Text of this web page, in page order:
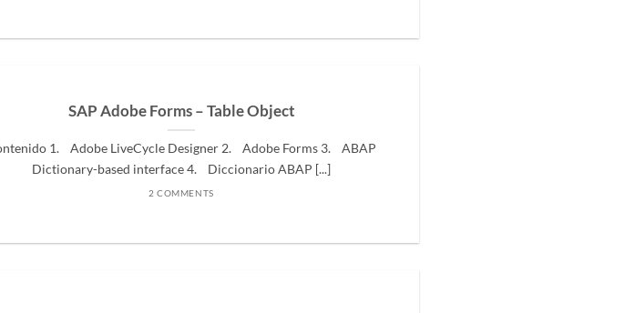
SAP Adobe Forms – Table Object
1. Adobe LiveCycle Designer 2. Adobe Forms 3. ABAP
Dictionary-based interface 4. Diccionario ABAP [...]
2 COMMENTS